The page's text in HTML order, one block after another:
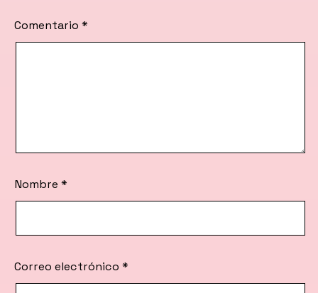
Comentario *
Nombre *
Correo electrónico *